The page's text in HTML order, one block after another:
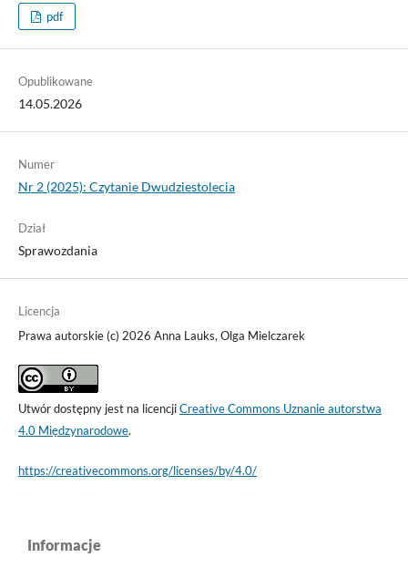
pdf
Opublikowane
14.05.2026
Numer
Nr 2 (2025): Czytanie Dwudziestolecia
Dział
Sprawozdania
Licencja
Prawa autorskie (c) 2026 Anna Lauks, Olga Mielczarek
Utwór dostępny jest na licencjiCreative Commons Uznanie autorstwa
4.0 Międzynarodowe.
https://creativecommons.org/licenses/by/4.0/
Informacje